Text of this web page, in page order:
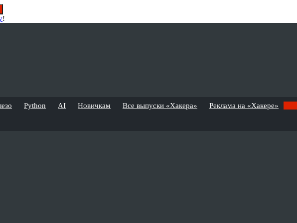
!
Python AI Новичкам Все выпуски «Хакера» Реклама на «Хакере»